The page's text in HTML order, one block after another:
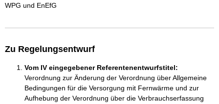
WPG und EnEfG
Zu Regelungsentwurf
Vom IV eingegebener Referentenentwurfstitel:
Verordnung zur Änderung der Verordnung über Allgemeine
Bedingungen für die Versorgung mit Fernwärme und zur
Aufhebung der Verordnung über die Verbrauchserfassung